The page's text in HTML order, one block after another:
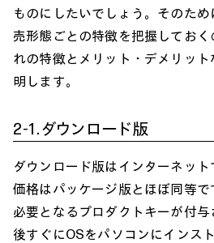
ものにしたいでしょう。そのた
売形態ごとの特徴を把握してお
れの特徴とメリット・デメリッ
明します。
2-1.ダウンロード版
ダウンロード版はインターネット
価格はパッケージ版とほぼ同等
必要となるプロダクトキーが付
後すぐにOSをパソコンにインス